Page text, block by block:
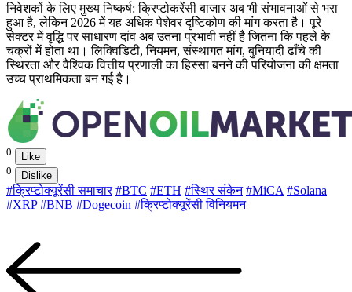
निवेशकों के लिए मुख्य निष्कर्ष: क्रिप्टोकरेंसी बाजार अब भी संभावनाओं से भरा
हुआ है, लेकिन 2026 में यह अधिक पेशेवर दृष्टिकोण की मांग करता है। पूरे
सेक्टर में वृद्धि पर साधारण दांव अब उतना प्रभावी नहीं है जितना कि पहले के
चक्रों में होता था। लिक्विडिटी, नियमन, संस्थागत मांग, बुनियादी ढाँचे की
स्थिरता और वैश्विक वित्तीय प्रणाली का हिस्सा बनने की परियोजना की क्षमता
उच्च प्राथमिकता बन गई है।
0
Like
0
Dislike
#क्रिप्टोक्यूरेंसी समाचार #BTC #ETH #स्थिर संकेन #MiCA #Solana
#XRP #BNB #Dogecoin #क्रिप्टोक्यूरेंसी विनियमन